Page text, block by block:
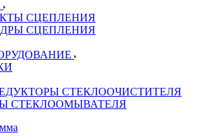
СЦЕПЛЕНИЯ
СЦЕПЛЕНИЯ
СТЕКЛООЧИСТИТЕЛЯ
СТЕКЛООМЫВАТЕЛЯ